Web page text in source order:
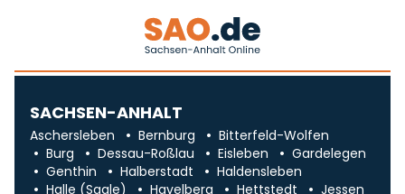
SACHSEN-ANHALT
Aschersleben Bernburg
Bitterfeld-Wolfen
Burg
Dessau-Roßlau Eisleben
Gardelegen
Genthin
Halberstadt
Haldensleben
Halle (Saale)
Havelberg Hettstedt
Jessen